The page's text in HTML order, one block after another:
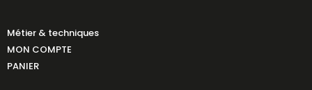
Métier & techniques
MON COMPTE
PANIER